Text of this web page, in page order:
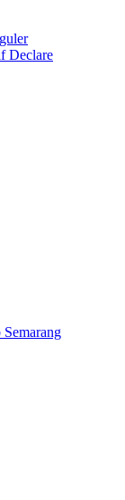
Declare